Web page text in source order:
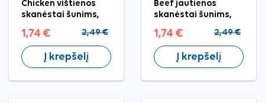
Chicken vištienos
skanėstai šunims,
1,74 € 2,49 €
Į krepšelį
Beef jautienos
skanėstai šunims,
1,74 € 2,49 €
Į krepšelį